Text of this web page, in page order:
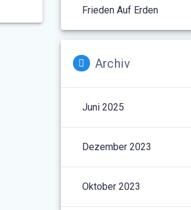
Frieden Auf Erden
Archiv
Juni 2025
Dezember 2023
Oktober 2023